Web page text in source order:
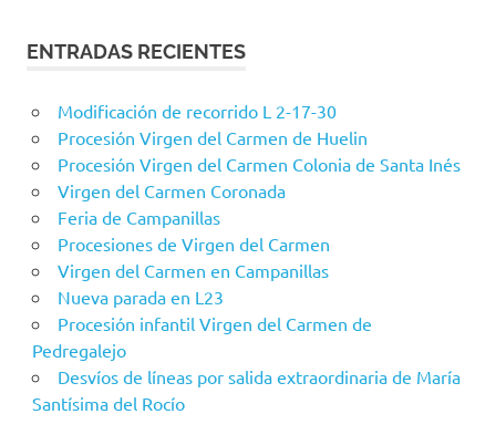
ENTRADAS RECIENTES
Modificación de recorrido L 2-17-30
Procesión Virgen del Carmen de Huelin
Procesión Virgen del Carmen Colonia de Santa Inés
Virgen del Carmen Coronada
Feria de Campanillas
Procesiones de Virgen del Carmen
Virgen del Carmen en Campanillas
Nueva parada en L23
Procesión infantil Virgen del Carmen de
Pedregalejo
Desvíos de líneas por salida extraordinaria de María
Santísima del Rocío